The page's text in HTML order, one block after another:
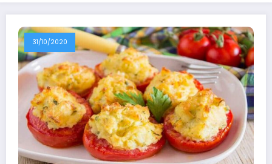
31/10/2020